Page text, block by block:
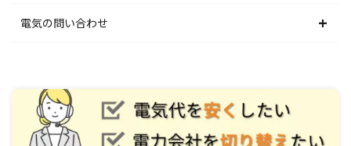
関西電力エリア
四国電力エリア
九州電力エリア
中部電力エリア
中国電力エリア
四国電力エリア
北陸電力エリア
関西電力エリア
中国電力エリア
東京電力エリア
中部電力エリア
関西電力エリア
東北電力エリア
北陸電力エリア
中部電力エリア
北海道電力エリア
東京電力エリア
北陸電力エリア
電気の問い合わせ
東北電力エリア
東京電力エリア